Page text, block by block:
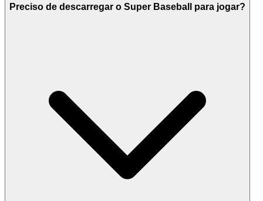
Preciso de descarregar o Super Baseball para jogar?